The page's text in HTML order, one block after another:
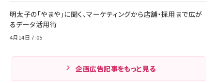
明太子の「やまや」に聞く、マーケティングから店舗・採用まで広が
るデータ活用術
4月14日 7:05
企画広告記事をもっと見る